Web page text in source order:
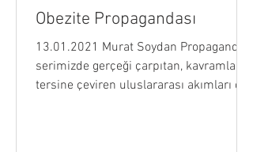
Obezite Propagandası
13.01.2021 Murat Soydan Propaganda
serimizde gerçeği çarpıtan, kavramları
tersine çeviren uluslararası akımları çok